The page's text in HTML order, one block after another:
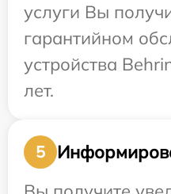
услуги Вы
гарантийном
устройства
лет.
5